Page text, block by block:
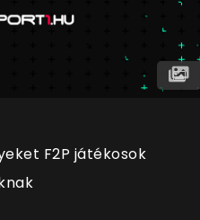
F2P játékosok